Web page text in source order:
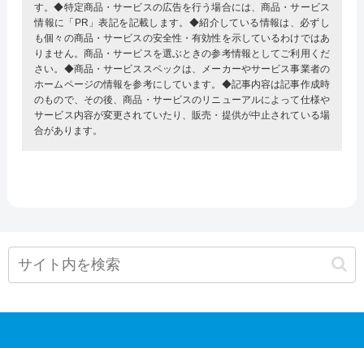
す。◆特定商品・サービスの広告を行う場合には、商品・サービス
情報に「PR」表記を記載します。◆紹介している情報は、必ずし
も個々の商品・サービスの安全性・有効性を示しているわけではあ
りません。商品・サービスを選ぶときの参考情報としてご利用くだ
さい。◆商品・サービススペックは、メーカーやサービス事業者の
ホームページの情報を参考にしています。◆記事内容は記事作成時
のもので、その後、商品・サービスのリニューアルによって仕様や
サービス内容が変更されていたり、販売・提供が中止されている場
合があります。